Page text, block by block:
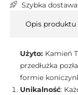
Szybka dostawa
Opis produktu
Użyto: Kamień
przedłużka
formie
Unikalność: